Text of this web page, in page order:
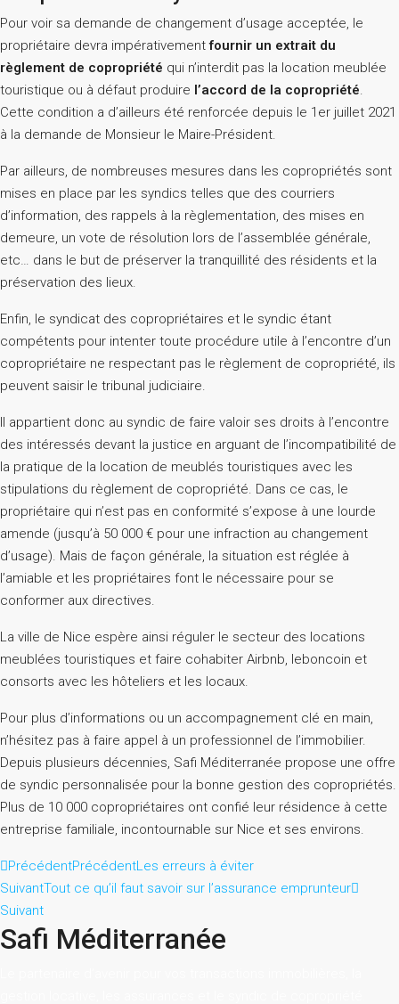
Pour voir sa demande de changement d’usage acceptée, le
propriétaire devra impérativementfournir un extrait du
règlement de copropriété qui n’interdit pas la location meublée
touristique ou à défaut produire l’accord de la copropriété.
Cette condition a d’ailleurs été renforcée depuis le 1er juillet 2021
à la demande de Monsieur le Maire-Président.
Par ailleurs, de nombreuses mesures dans les copropriétés sont
mises en place par les syndics telles que des courriers
d’information, des rappels à la règlementation, des mises en
demeure, un vote de résolution lors de l’assemblée générale,
etc… dans le but de préserver la tranquillité des résidents et la
préservation des lieux.
Enfin, le syndicat des copropriétaires et le syndic étant
compétents pour intenter toute procédure utile à l’encontre d’un
copropriétaire ne respectant pas le règlement de copropriété, ils
peuvent saisir le tribunal judiciaire.
Il appartient donc au syndic de faire valoir ses droits à l’encontre
des intéressés devant la justice en arguant de l’incompatibilité de
la pratique de la location de meublés touristiques avec les
stipulations du règlement de copropriété. Dans ce cas, le
propriétaire qui n’est pas en conformité s’expose à une lourde
amende (jusqu’à 50 000 € pour une infraction au changement
d’usage). Mais de façon générale, la situation est réglée à
l’amiable et les propriétaires font le nécessaire pour se
conformer aux directives.
La ville de Nice espère ainsi réguler le secteur des locations
meublées touristiques et faire cohabiter Airbnb, leboncoin et
consorts avec les hôteliers et les locaux.
Pour plus d’informations ou un accompagnement clé en main,
n’hésitez pas à faire appel à un professionnel de l’immobilier.
Depuis plusieurs décennies, Safi Méditerranée propose une offre
de syndic personnalisée pour la bonne gestion des copropriétés.
Plus de 10 000 copropriétaires ont confié leur résidence à cette
entreprise familiale, incontournable sur Nice et ses environs.
PrécédentPrécédentLes erreurs à éviter
SuivantTout ce qu’il faut savoir sur l’assurance emprunteur
Suivant
Safi Méditerranée